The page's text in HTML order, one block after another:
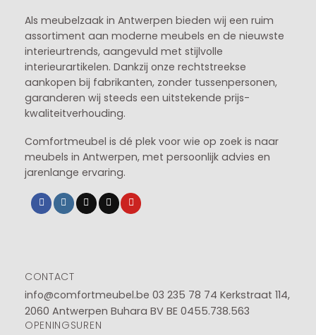
Als meubelzaak in Antwerpen bieden wij een ruim
assortiment aan moderne meubels en de nieuwste
interieurtrends, aangevuld met stijlvolle
interieurartikelen. Dankzij onze rechtstreekse
aankopen bij fabrikanten, zonder tussenpersonen,
garanderen wij steeds een uitstekende prijs-
kwaliteitverhouding.
Comfortmeubel is dé plek voor wie op zoek is naar
meubels in Antwerpen, met persoonlijk advies en
jarenlange ervaring.
CONTACT
info@comfortmeubel.be 03 235 78 74 Kerkstraat 114,
2060 Antwerpen Buhara BV BE 0455.738.563
OPENINGSUREN